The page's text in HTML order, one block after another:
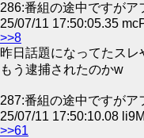
286:番組の途中ですが
25/07/11 17:50:05.35
>>8
昨日話題になってたスレ
もう逮捕されたのかw
287:番組の途中ですが
25/07/11 17:50:10.08
>>61